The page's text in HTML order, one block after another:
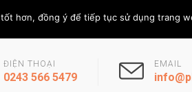
Thứ Tư, 5/8/
ĐIỆN THOẠI
0243 566 5479
EMAIL
hơn, đồng ý để tiếp tục sử dụng trang